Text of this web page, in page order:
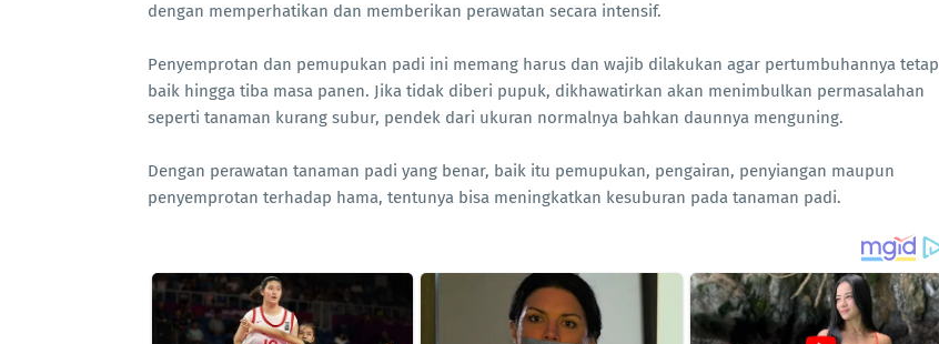
dengan memperhatikan dan memberikan perawatan secara intensif.
Penyemprotan dan pemupukan padi ini memang harus dan wajib dilakukan agar pertumbuhannya tetap
baik hingga tiba masa panen. Jika tidak diberi pupuk, dikhawatirkan akan menimbulkan permasalahan
seperti tanaman kurang subur, pendek dari ukuran normalnya bahkan daunnya menguning.
Dengan perawatan tanaman padi yang benar, baik itu pemupukan, pengairan, penyiangan maupun
penyemprotan terhadap hama, tentunya bisa meningkatkan kesuburan pada tanaman padi.